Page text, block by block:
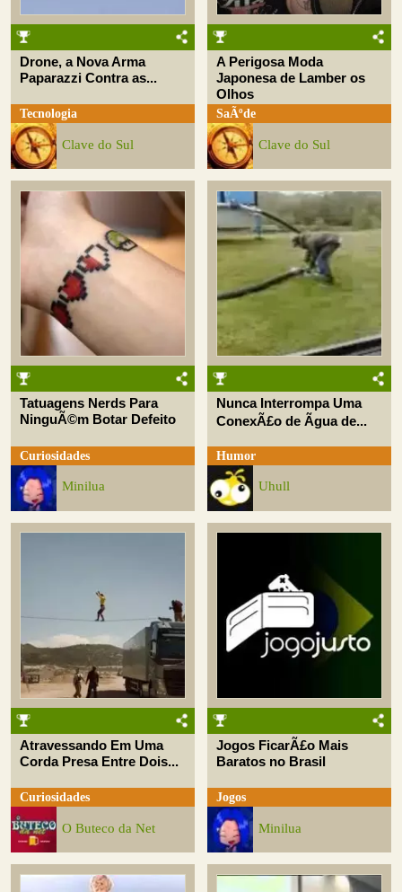
Drone, a Nova Arma
Paparazzi Contra as...
Tecnologia
Clave do Sul
A Perigosa Moda
Japonesa de Lamber os
Olhos
SaÃºde
Clave do Sul
Tatuagens Nerds Para
NinguÃ©m Botar Defeito
Curiosidades
Minilua
Nunca Interrompa Uma
ConexÃ£o de Ãgua de...
Humor
Uhull
Atravessando Em Uma
Corda Presa Entre Dois...
Curiosidades
O Buteco da Net
Jogos FicarÃ£o Mais
Baratos no Brasil
Jogos
Minilua